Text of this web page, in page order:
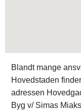
Blandt mange
Hovedstaden
adressen
Byg v/ Simas